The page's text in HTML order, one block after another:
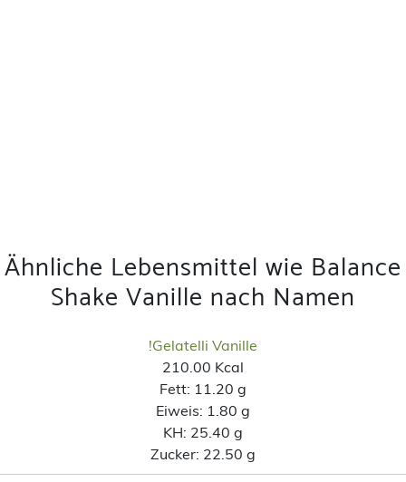
Ähnliche Lebensmittel wie Balance
Shake Vanille nach Namen
!Gelatelli Vanille
210.00 Kcal
Fett: 11.20 g
Eiweis: 1.80 g
KH: 25.40 g
Zucker: 22.50 g